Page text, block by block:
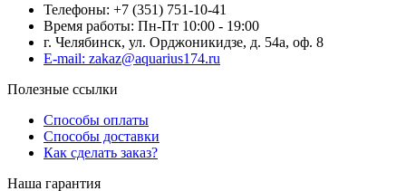
Телефоны: +7 (351) 751-10-41
Время работы: Пн-Пт 10:00 - 19:00
г. Челябинск, ул. Орджоникидзе, д. 54а, оф. 8
E-mail: zakaz@aquarius174.ru
Полезные ссылки
Способы оплаты
Способы доставки
Как сделать заказ?
Наша гарантия